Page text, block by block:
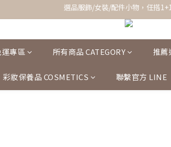
全館滿$1,200即享超商免運
全館滿$1,200即享超商免運
選品服飾/女裝/配件小物，任搭1+1
全館滿$1,200即享超商免運
專區 所有商品 CATEGORY 推薦
彩妝保養品 COSMETICS 聯繫官方 LINE